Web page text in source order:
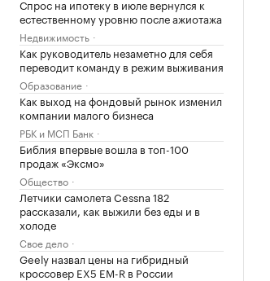
Спрос на ипотеку в июле вернулся к
естественному уровню после ажиотажа
Недвижимость
Как руководитель незаметно для себя
переводит команду в режим выживания
Образование
Как выход на фондовый рынок изменил
компании малого бизнеса
РБК и МСП Банк
Библия впервые вошла в топ-100
продаж «Эксмо»
Общество
Летчики самолета Cessna 182
рассказали, как выжили без еды и в
холоде
Свое дело
Geely назвал цены на гибридный
кроссовер EX5 EM-R в России